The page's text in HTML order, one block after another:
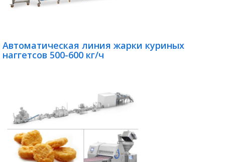
Автоматическая линия жарки куриных
наггетсов 500-600 кг/ч